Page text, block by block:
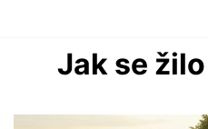
Jak se